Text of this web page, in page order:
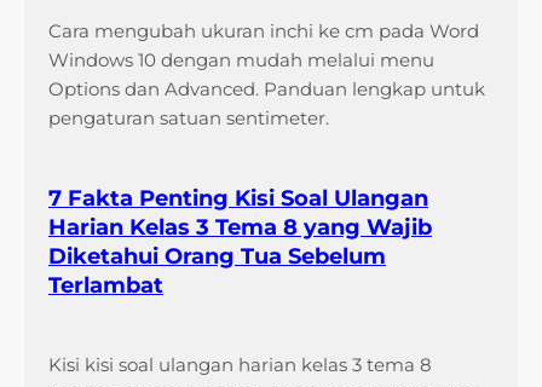
Cara mengubah ukuran inchi ke cm pada Word
Windows 10 dengan mudah melalui menu
Options dan Advanced. Panduan lengkap untuk
pengaturan satuan sentimeter.
7 Fakta Penting Kisi Soal Ulangan
Harian Kelas 3 Tema 8 yang Wajib
Diketahui Orang Tua Sebelum
Terlambat
Kisi kisi soal ulangan harian kelas 3 tema 8